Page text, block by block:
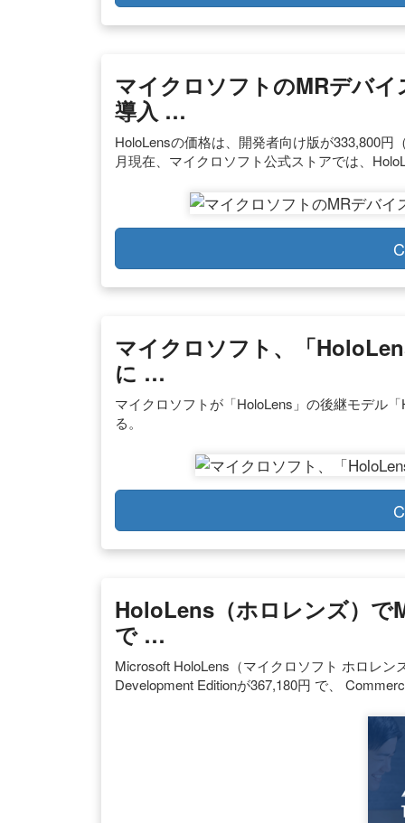
マイクロソフトのMRデバ
導入 …
HoloLensの価格は、開発者向け版が333,800円
月現在、マイクロソフト公式ストアでは、
マイクロソフト、「
に …
マイクロソフトが「HoloLens」の後継モデル
る。
HoloLens（ホロレンズ）で
で …
Microsoft HoloLens（マイクロソフト ホロレ
Development Editionが367,180円 で、